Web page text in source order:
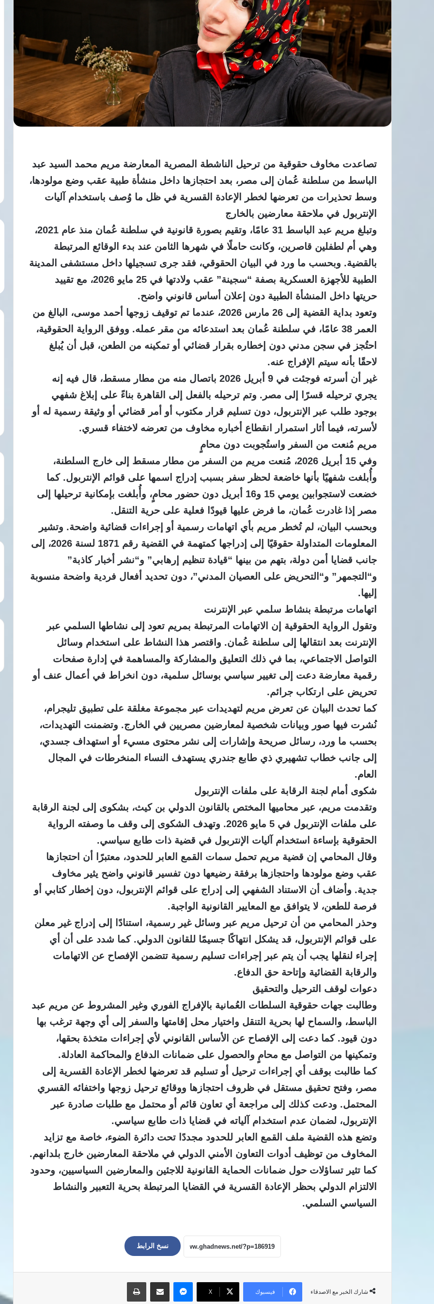
تصاعدت مخاوف حقوقية من ترحيل الناشطة المصرية المعارضة مريم محمد السيد عبد
الباسط من سلطنة عُمان إلى مصر، بعد احتجازها داخل منشأة طبية عقب وضع مولودها،
وسط تحذيرات من تعرضها لخطر الإعادة القسرية في ظل ما وُصف باستخدام آليات
الإنتربول في ملاحقة معارضين بالخارج
وتبلغ مريم عبد الباسط 31 عامًا، وتقيم بصورة قانونية في سلطنة عُمان منذ عام 2021،
وهي أم لطفلين قاصرين، وكانت حاملًا في شهرها الثامن عند بدء الوقائع المرتبطة
بالقضية. وبحسب ما ورد في البيان الحقوقي، فقد جرى تسجيلها داخل مستشفى المدينة
الطبية للأجهزة العسكرية بصفة “سجينة” عقب ولادتها في 25 مايو 2026، مع تقييد
حريتها داخل المنشأة الطبية دون إعلان أساس قانوني واضح.
وتعود بداية القضية إلى 26 مارس 2026، عندما تم توقيف زوجها أحمد موسى، البالغ من
العمر 38 عامًا، في سلطنة عُمان بعد استدعائه من مقر عمله.
ووفق الرواية الحقوقية،
احتُجز في سجن مدني دون إخطاره بقرار قضائي أو تمكينه من الطعن، قبل أن يُبلغ
لاحقًا بأنه سيتم الإفراج عنه.
غير أن أسرته فوجئت في 9 أبريل 2026 باتصال منه من مطار مسقط، قال فيه إنه
يجري ترحيله قسرًا إلى مصر. وتم ترحيله بالفعل إلى القاهرة بناءً على إبلاغ شفهي
بوجود طلب عبر الإنتربول، دون تسليم قرار مكتوب أو أمر قضائي أو وثيقة رسمية له أو
لأسرته، فيما أثار استمرار انقطاع أخباره مخاوف من تعرضه لاختفاء قسري.
مريم مُنعت من السفر واستُجوبت دون محامٍ
وفي 15 أبريل 2026، مُنعت مريم من السفر من مطار مسقط إلى خارج السلطنة،
وأُبلغت شفهيًا بأنها خاضعة لحظر سفر بسبب إدراج اسمها على قوائم الإنتربول. كما
خضعت لاستجوابين يومي 15 و16 أبريل دون حضور محامٍ، وأُبلغت بإمكانية ترحيلها إلى
مصر إذا غادرت عُمان، ما فرض عليها قيودًا فعلية على حرية التنقل.
وبحسب البيان، لم تُخطر مريم بأي اتهامات رسمية أو إجراءات قضائية واضحة. وتشير
المعلومات المتداولة حقوقيًا إلى إدراجها كمتهمة في القضية رقم 1871 لسنة 2026، إلى
جانب قضايا أمن دولة، بتهم من بينها “قيادة تنظيم إرهابي” و“نشر أخبار كاذبة”
و“التجمهر” و“التحريض على العصيان المدني”، دون تحديد أفعال فردية واضحة منسوبة
إليها.
اتهامات مرتبطة بنشاط سلمي عبر الإنترنت
وتقول الرواية الحقوقية إن الاتهامات المرتبطة بمريم تعود إلى نشاطها السلمي عبر
الإنترنت بعد انتقالها إلى سلطنة عُمان. واقتصر هذا النشاط على استخدام وسائل
التواصل الاجتماعي، بما في ذلك التعليق والمشاركة والمساهمة في إدارة صفحات
رقمية معارضة دعت إلى تغيير سياسي بوسائل سلمية، دون انخراط في أعمال عنف أو
تحريض على ارتكاب جرائم.
كما تحدث البيان عن تعرض مريم لتهديدات عبر مجموعة مغلقة على تطبيق تليجرام،
نُشرت فيها صور وبيانات شخصية لمعارضين مصريين في الخارج. وتضمنت التهديدات،
بحسب ما ورد، رسائل صريحة وإشارات إلى نشر محتوى مسيء أو استهداف جسدي،
إلى جانب خطاب تشهيري ذي طابع جندري يستهدف النساء المنخرطات في المجال
العام.
شكوى أمام لجنة الرقابة على ملفات الإنتربول
وتقدمت مريم، عبر محاميها المختص بالقانون الدولي بن كيث، بشكوى إلى لجنة الرقابة
على ملفات الإنتربول في 5 مايو 2026.
وتهدف الشكوى إلى وقف ما وصفته الرواية
الحقوقية بإساءة استخدام آليات الإنتربول في قضية ذات طابع سياسي.
وقال المحامي إن قضية مريم تحمل سمات القمع العابر للحدود، معتبرًا أن احتجازها
عقب وضع مولودها واحتجازها برفقة رضيعها دون تفسير قانوني واضح يثير مخاوف
جدية. وأضاف أن الاستناد الشفهي إلى إدراج على قوائم الإنتربول، دون إخطار كتابي أو
فرصة للطعن، لا يتوافق مع المعايير القانونية الواجبة.
وحذر المحامي من أن ترحيل مريم عبر وسائل غير رسمية، استنادًا إلى إدراج غير معلن
على قوائم الإنتربول، قد يشكل انتهاكًا جسيمًا للقانون الدولي. كما شدد على أن أي
إجراء لنقلها يجب أن يتم عبر إجراءات تسليم رسمية تتضمن الإفصاح عن الاتهامات
والرقابة القضائية وإتاحة حق الدفاع.
دعوات لوقف الترحيل والتحقيق
وطالبت جهات حقوقية السلطات العُمانية بالإفراج الفوري وغير المشروط عن مريم عبد
الباسط، والسماح لها بحرية التنقل واختيار محل إقامتها والسفر إلى أي وجهة ترغب بها
دون قيود. كما دعت إلى الإفصاح عن الأساس القانوني لأي إجراءات متخذة بحقها،
وتمكينها من التواصل مع محامٍ والحصول على ضمانات الدفاع والمحاكمة العادلة.
كما طالبت بوقف أي إجراءات ترحيل أو تسليم قد تعرضها لخطر الإعادة القسرية إلى
مصر، وفتح تحقيق مستقل في ظروف احتجازها ووقائع ترحيل زوجها واختفائه القسري
المحتمل. ودعت كذلك إلى مراجعة أي تعاون قائم أو محتمل مع طلبات صادرة عبر
الإنتربول، لضمان عدم استخدام آلياته في قضايا ذات طابع سياسي.
وتضع هذه القضية ملف القمع العابر للحدود مجددًا تحت دائرة الضوء، خاصة مع تزايد
المخاوف من توظيف أدوات التعاون الأمني الدولي في ملاحقة المعارضين خارج بلدانهم.
كما تثير تساؤلات حول ضمانات الحماية القانونية للاجئين والمعارضين السياسيين، وحدود
الالتزام الدولي بحظر الإعادة القسرية في القضايا المرتبطة بحرية التعبير والنشاط
السياسي السلمي.
نسخ الرابط
شارك الخبر مع الاصدقاء فيسبوك ‫X
ماسنجر مشاركة عبر البريد طباعة